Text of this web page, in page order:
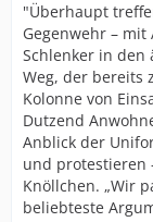
"Überhaupt
Gegenwehr –
Schlenker in den
Weg, der bereits
Kolonne von
Dutzend
Anblick der
und protestieren
Knöllchen. „Wir
beliebteste